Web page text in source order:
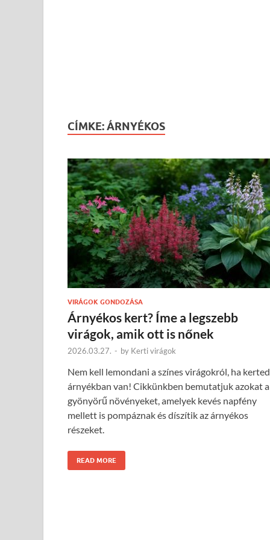
CÍMKE:ÁRNYÉKOS
VIRÁGOK GONDOZÁSA
Árnyékos kert? Íme a legszebb
virágok, amik ott is nőnek
2026.03.27. - by Kerti virágok
Nem kell lemondani a színes virágokról, ha kerted
árnyékban van! Cikkünkben bemutatjuk azokat a
gyönyörű növényeket, amelyek kevés napfény
mellett is pompáznak és díszítik az árnyékos
részeket.
READ MORE